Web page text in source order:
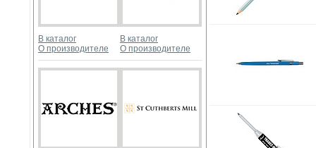
В каталог
О производителе
В каталог
О производителе